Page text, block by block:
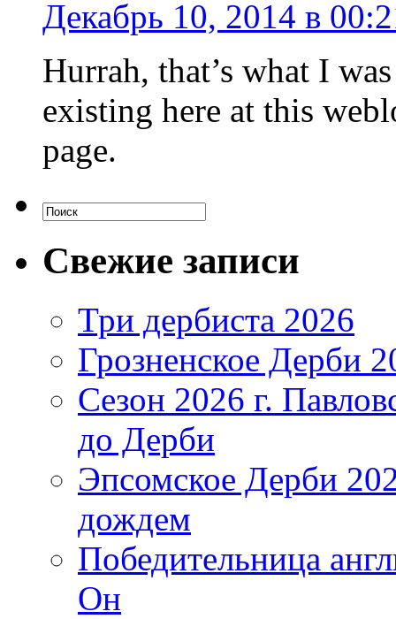
Декабрь 10, 2014 в
Hurrah, that’s what I
existing here at this
page.
Свежие записи
Три дербиста 2026
Грозненское Дерби
Сезон 2026 г.
до Дерби
Эпсомское Дерби
дождем
Победительница
Он